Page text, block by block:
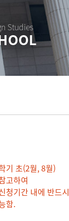
Studies
기 초(2월, 8월)
고하여
청기간 내에 반드
함.